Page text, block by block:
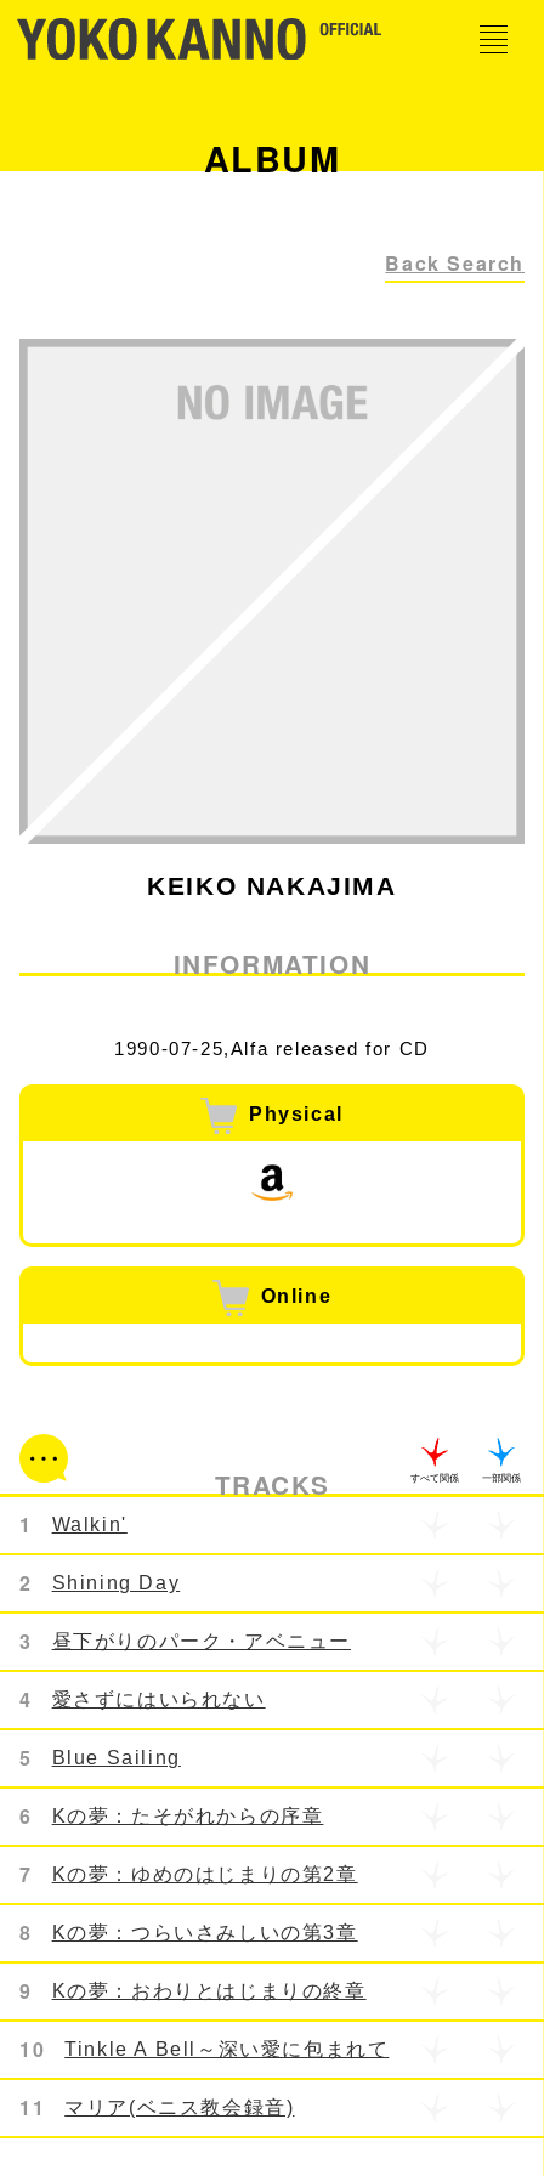
ALBUM
Back Search
KEIKO NAKAJIMA
INFORMATION
1990-07-25,Alfa released for CD
Physical
Online
TRACKS すべて関係 一部関係
1 Walkin'
2 Shining Day
3 昼下がりのパーク・アベニュー
4 愛さずにはいられない
5 Blue Sailing
6 Kの夢：たそがれからの序章
7 Kの夢：ゆめのはじまりの第2章
8 Kの夢：つらいさみしいの第3章
9 Kの夢：おわりとはじまりの終章
10 Tinkle A Bell～深い愛に包まれて
11 マリア(ベニス教会録音)